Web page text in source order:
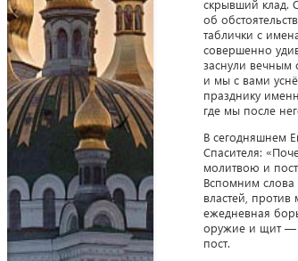
скрывший клад.
об
таблички с
совершенно
заснули вечным
и мы с вами
празднику
где мы после
В сегодняшнем
Спасителя:
молитвою и
Вспомним слова
властей,
ежедневная
оружие и щит —
пост.